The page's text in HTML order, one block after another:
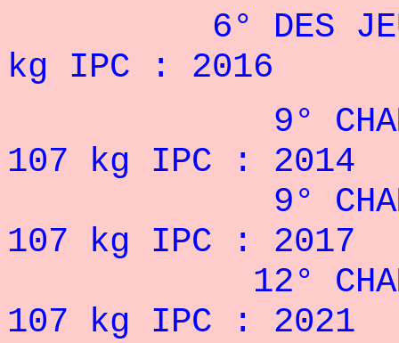
6° DES JEUX
kg IPC : 2016
9°
107 kg IPC : 2014
9°
107 kg IPC : 2017
12°
107 kg IPC : 2021